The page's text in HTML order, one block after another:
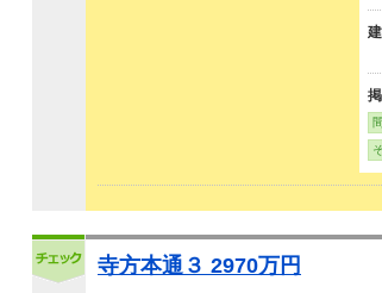
寺方本通３ 2970万円